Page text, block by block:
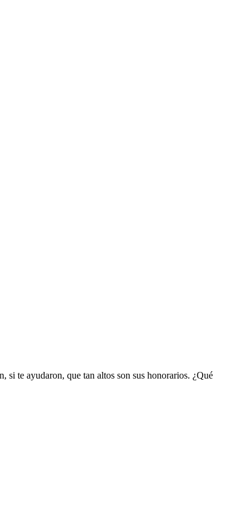
si te ayudaron, que tan altos son sus honorarios. ¿Qué